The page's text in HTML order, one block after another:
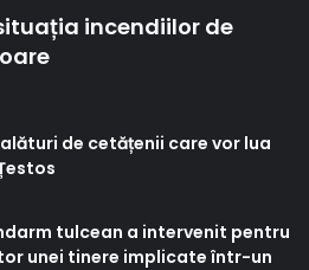
incendiilor de
de cetățenii care vor lua
tulcean a intervenit pentru
unei tinere implicate într-un